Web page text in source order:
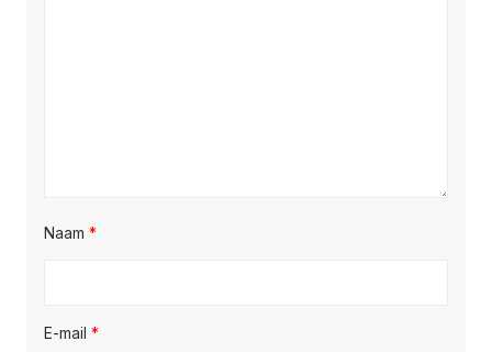
Naam *
E-mail *